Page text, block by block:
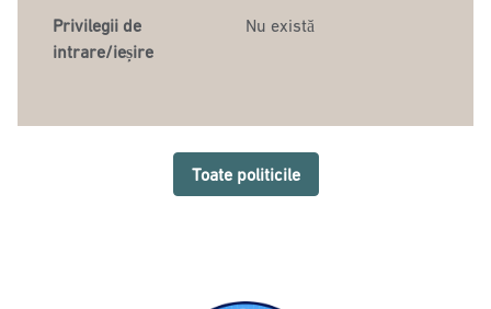
Privilegii de
intrare/ieșire
Nu există
Toate politicile